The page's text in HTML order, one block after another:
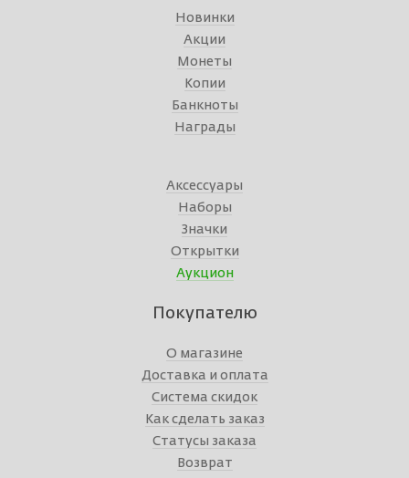
Новинки
Акции
Монеты
Копии
Банкноты
Награды
Аксессуары
Наборы
Значки
Открытки
Аукцион
Покупателю
О магазине
Доставка и оплата
Система скидок
Как сделать заказ
Статусы заказа
Возврат